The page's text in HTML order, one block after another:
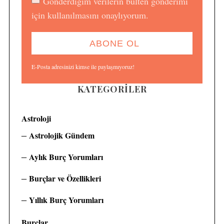
için kullanılmasını onaylıyorum.
E-Posta adresinizi kimse ile paylaşmıyoruz!
KATEGORILER
Astroloji
Astrolojik Gündem
Aylık Burç Yorumları
Burçlar ve Özellikleri
Yıllık Burç Yorumları
S
a
c